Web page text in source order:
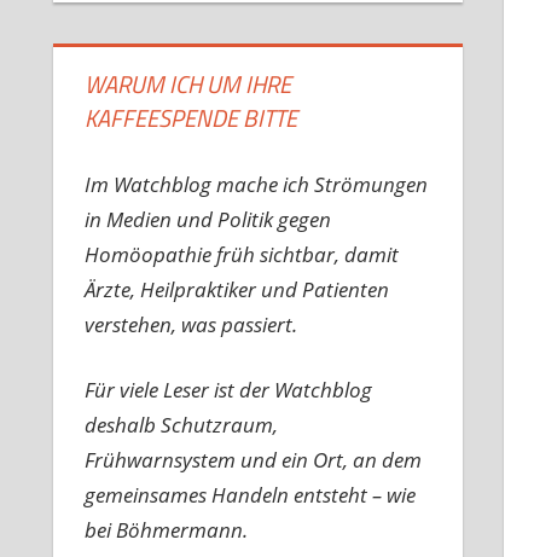
WARUM ICH UM IHRE
KAFFEESPENDE BITTE
Im Watchblog mache ich Strömungen
in Medien und Politik gegen
Homöopathie früh sichtbar, damit
Ärzte, Heilpraktiker und Patienten
verstehen, was passiert.
Für viele Leser ist der Watchblog
deshalb Schutzraum,
Frühwarnsystem und ein Ort, an dem
gemeinsames Handeln entsteht – wie
bei Böhmermann.